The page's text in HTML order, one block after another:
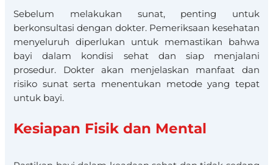
Sebelum melakukan sunat, penting untuk
berkonsultasi dengan dokter. Pemeriksaan kesehatan
menyeluruh diperlukan untuk memastikan bahwa
bayi dalam kondisi sehat dan siap menjalani
prosedur. Dokter akan menjelaskan manfaat dan
risiko sunat serta menentukan metode yang tepat
untuk bayi.
Kesiapan Fisik dan Mental